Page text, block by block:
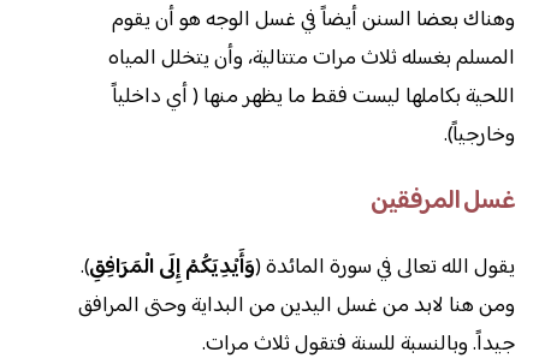
وهناك بعضا السنن أيضاً في غسل الوجه هو أن يقوم
المسلم بغسله ثلاث مرات متتالية، وأن يتخلل المياه
اللحية بكاملها ليست فقط ما يظهر منها ( أي داخلياً
وخارجياً).
غسل المرفقين
يقول الله تعالى في سورة المائدة (وَأَيْدِيَكُمْ إِلَى الْمَرَافِقِ).
ومن هنا لابد من غسل اليدين من البداية وحتى المرافق
جيداً. وبالنسبة للسنة فتقول ثلاث مرات.